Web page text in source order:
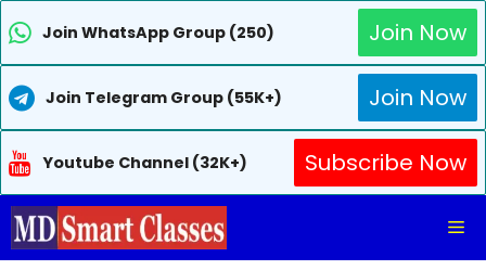
Join WhatsApp Group (250) Join Now
Join Telegram Group (55K+) Join Now
Youtube Channel (32K+)
Subscribe Now
Skip
to